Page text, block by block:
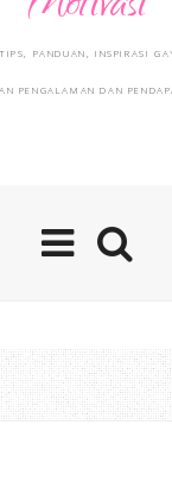
PANDUAN, INSPIRASI
PENGALAMAN DAN